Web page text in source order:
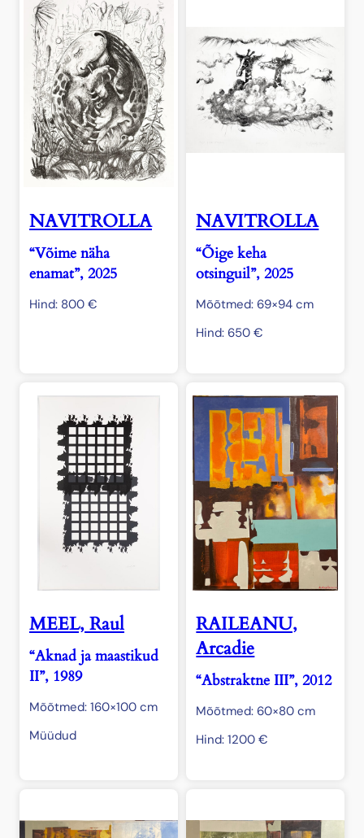
NAVITROLLA
“Võime näha
enamat”, 2025
Hind: 800 €
NAVITROLLA
“Õige keha
otsinguil”, 2025
Mõõtmed: 69×94 cm
Hind:650€
MEEL, Raul
“Aknad ja maastikud
II”, 1989
Mõõtmed: 160×100 cm
Müüdud
RAILEANU,
Arcadie
“Abstraktne III”, 2012
Mõõtmed: 60×80 cm
Hind:1200€